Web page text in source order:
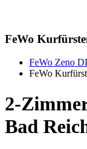
FeWo
FeWo Zeno
FeWo
2-
Bad